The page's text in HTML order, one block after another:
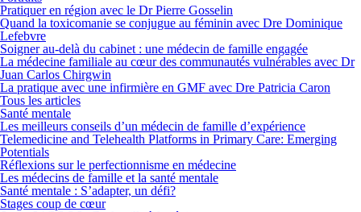
Pratiquer en région avec le Dr Pierre Gosselin
Quand la toxicomanie se conjugue au féminin avec Dre Dominique
Lefebvre
Soigner au-delà du cabinet : une médecin de famille engagée
La médecine familiale au cœur des communautés vulnérables avec Dr
Juan Carlos Chirgwin
La pratique avec une infirmière en GMF avec Dre Patricia Caron
Tous les articles
Santé mentale
Les meilleurs conseils d’un médecin de famille d’expérience
Telemedicine and Telehealth Platforms in Primary Care: Emerging
Potentials
Réflexions sur le perfectionnisme en médecine
Les médecins de famille et la santé mentale
Santé mentale : S’adapter, un défi?
Stages coup de cœur